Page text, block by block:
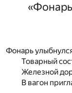
Фонарь
Товарный
Железной
В вагон